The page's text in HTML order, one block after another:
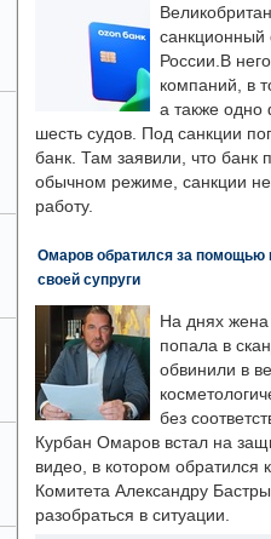
санкционный
России.В
компаний, в
а также одно
шесть судов. Под санкции
банк. Там заявили, что банк
обычном режиме, санкции
работу.
Омаров обратился за помощью
своей супруги
На днях
попала в
обвинили в
без
Курбан Омаров встал на
видео, в котором обратился
Комитета Александру
разобраться в ситуации.